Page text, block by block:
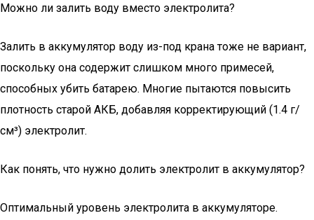
Можно ли залить воду вместо электролита?
Залить в аккумулятор воду из-под крана тоже не вариант,
поскольку она содержит слишком много примесей,
способных убить батарею. Многие пытаются повысить
плотность старой АКБ, добавляя корректирующий (1.4 г/
см³) электролит.
Как понять, что нужно долить электролит в аккумулятор?
Оптимальный уровень электролита в аккумуляторе.